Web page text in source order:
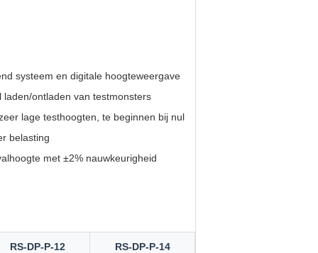
systeem en digitale hoogteweergave
ontladen van testmonsters
lage testhoogten, te beginnen bij nul
belasting
met ±2% nauwkeurigheid
RS-DP-P-12 RS-DP-P-14